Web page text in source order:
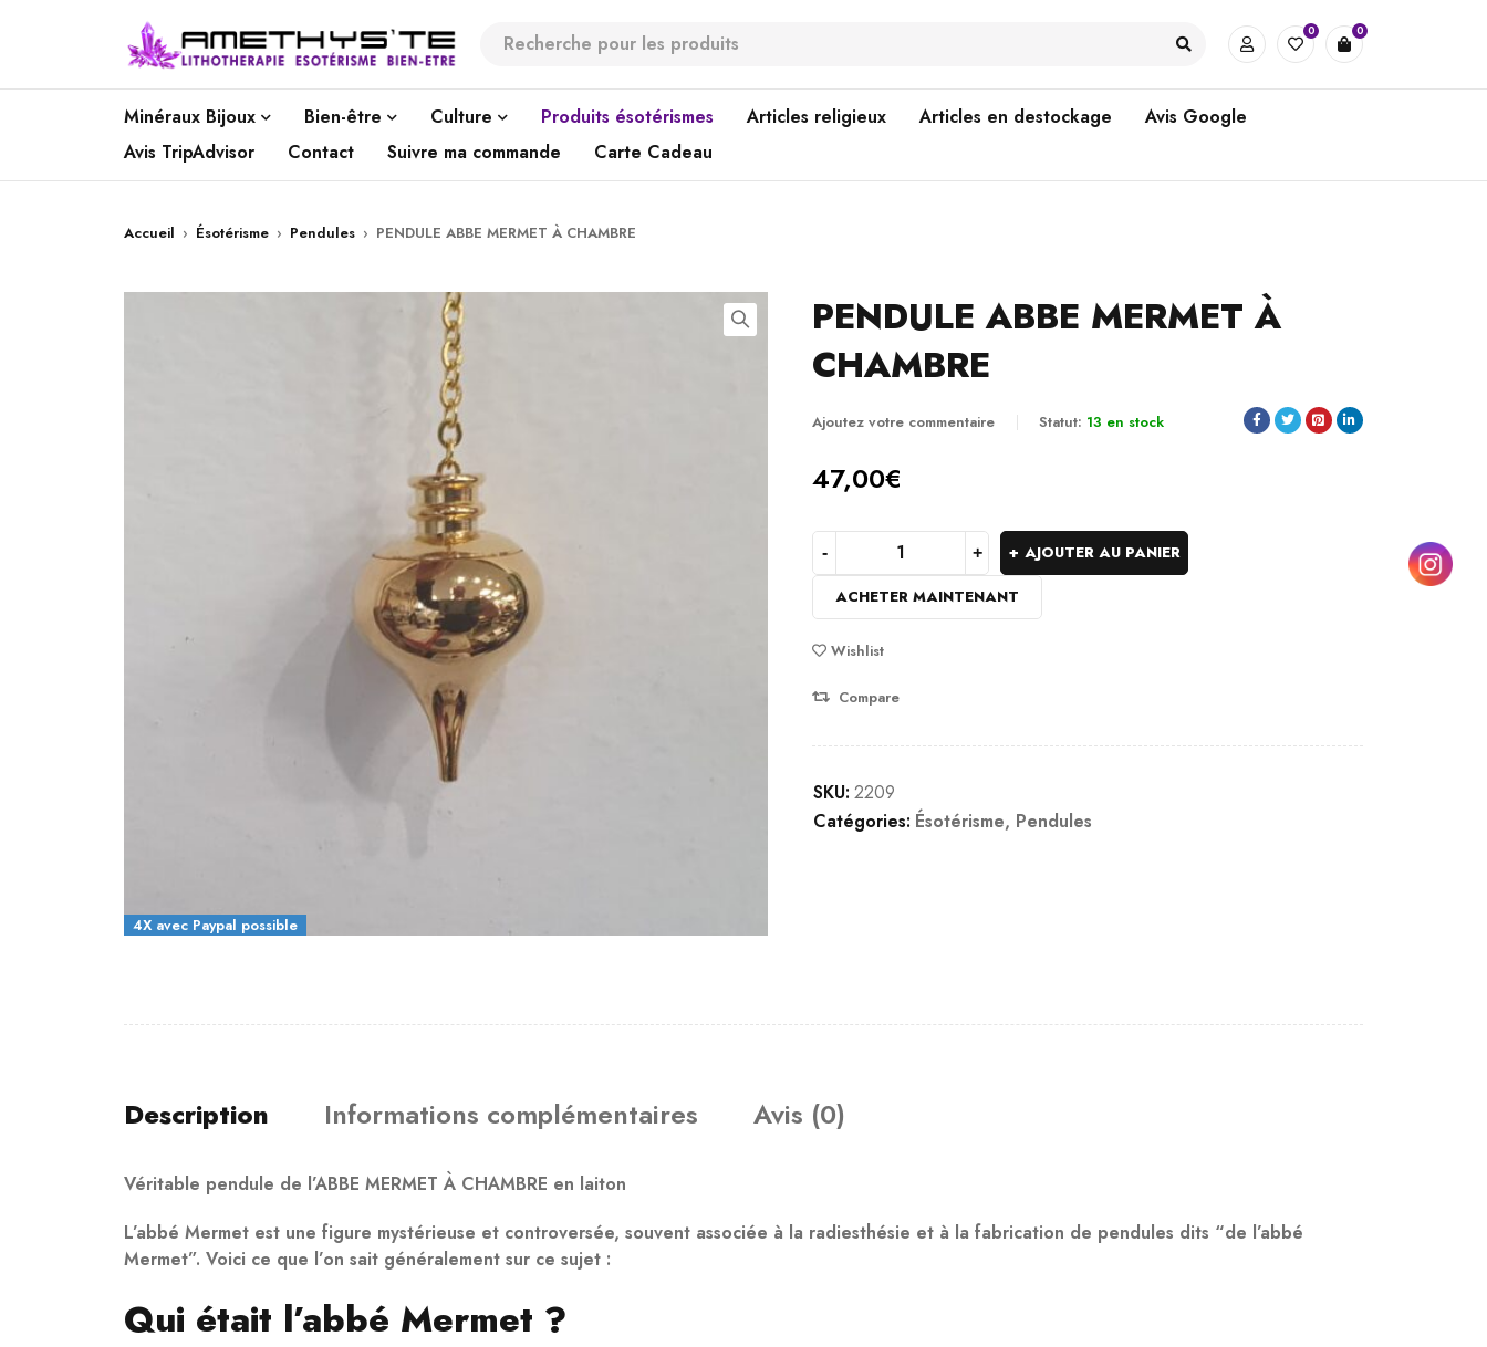
0 0
Minéraux Bijoux Bien-être Culture Produits ésotérismes Articles religieux Articles en destockage
Avis Google
Avis TripAdvisor
Contact Suivre ma commande Carte Cadeau
Accueil › Ésotérisme › Pendules › PENDULE ABBE MERMET À CHAMBRE
4X avec Paypal possible
PENDULE ABBE MERMET À
CHAMBRE
Ajoutez votre commentaire Statut: 13 en stock
47,00€
AJOUTER AU PANIER
ACHETER MAINTENANT
Wishlist
Compare
SKU: 2209
Catégories: Ésotérisme, Pendules
Description Informations complémentaires Avis (0)
Véritable pendule de l’ABBE MERMET À CHAMBRE en laiton
L’abbé Mermet est une figure mystérieuse et controversée, souvent associée à la radiesthésie et à la fabrication de pendules dits “de l’abbé
Mermet”. Voici ce que l’on sait généralement sur ce sujet :
Qui était l’abbé Mermet ?